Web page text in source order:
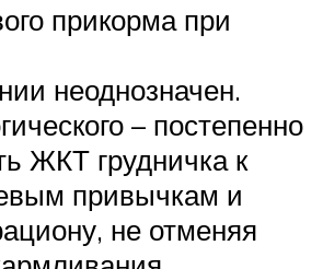
прикорма при
неоднозначен.
– постепенно
ЖКТ грудничка к
привычкам и
не отменяя